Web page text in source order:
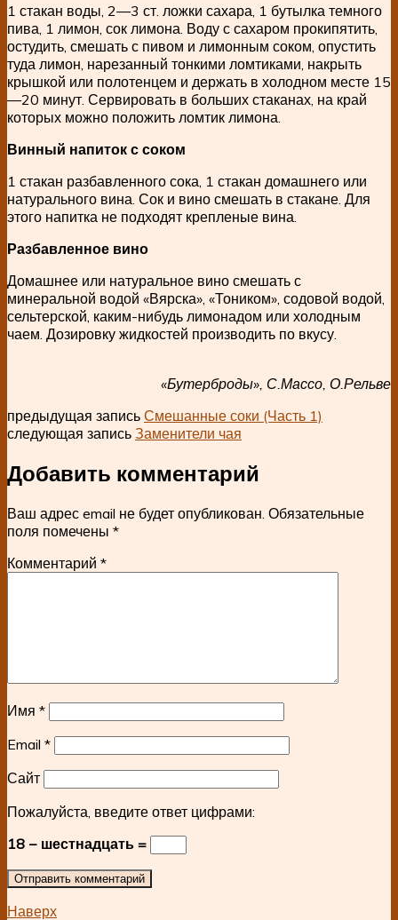
1 стакан воды, 2—3 ст. ложки сахара, 1 бутылка темного
пива, 1 лимон, сок лимона. Воду с сахаром прокипятить,
остудить, смешать с пивом и лимонным соком, опустить
туда лимон, нарезанный тонкими ломтиками, накрыть
крышкой или полотенцем и держать в холодном месте 15
—20 минут. Сервировать в больших стаканах, на край
которых можно положить ломтик лимона.
Винный напиток с соком
1 стакан разбавленного сока, 1 стакан домашнего или
натурального вина. Сок и вино смешать в стакане. Для
этого напитка не подходят крепленые вина.
Разбавленное вино
Домашнее или натуральное вино смешать с
минеральной водой «Вярска», «Тоником», содовой водой,
сельтерской, каким-нибудь лимонадом или холодным
чаем. Дозировку жидкостей производить по вкусу.
«Бутерброды», С.Массо, О.Рельве
предыдущая запись Смешанные соки (Часть 1)
следующая запись Заменители чая
Добавить комментарий
Ваш адрес email не будет опубликован. Обязательные
поля помечены *
Комментарий *
Имя *
Email *
Сайт
Пожалуйста, введите ответ цифрами:
18 − шестнадцать =
Наверх